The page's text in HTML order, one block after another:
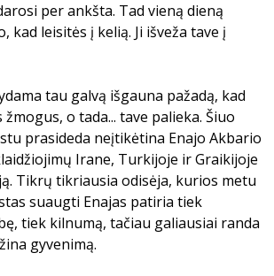
per ankšta. Tad vieną dieną
kad leisitės į kelią. Ji išveža tave į
tau galvą išgauna pažadą, kad
o tada... tave palieka. Šiuo
prasideda neįtikėtina Enajo Akbario
Irane, Turkijoje ir Graikijoje
Tikrų tikriausia odisėja, kurios metu
suaugti Enajas patiria tiek
tiek kilnumą, tačiau galiausiai randa
gyvenimą.